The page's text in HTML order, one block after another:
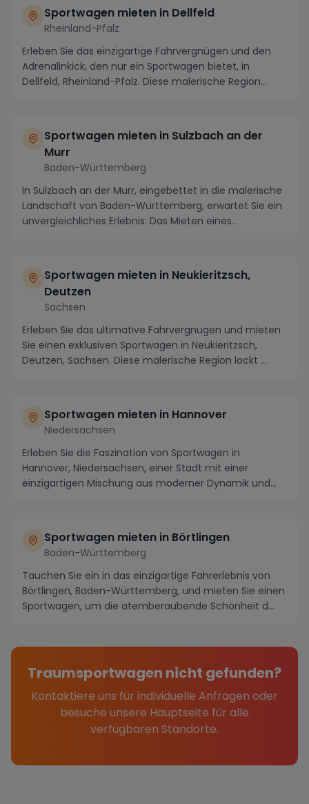
Sportwagen mieten in Dellfeld
Rheinland-Pfalz
Erleben Sie das einzigartige Fahrvergnügen und den
Adrenalinkick, den nur ein Sportwagen bietet, in
Dellfeld, Rheinland-Pfalz. Diese malerische Region...
Sportwagen mieten in Sulzbach an der
Murr
Baden-Württemberg
In Sulzbach an der Murr, eingebettet in die malerische
Landschaft von Baden-Württemberg, erwartet Sie ein
unvergleichliches Erlebnis: Das Mieten eines...
Sportwagen mieten in Neukieritzsch,
Deutzen
Sachsen
Erleben Sie das ultimative Fahrvergnügen und mieten
Sie einen exklusiven Sportwagen in Neukieritzsch,
Deutzen, Sachsen. Diese malerische Region lockt ...
Sportwagen mieten in Hannover
Niedersachsen
Erleben Sie die Faszination von Sportwagen in
Hannover, Niedersachsen, einer Stadt mit einer
einzigartigen Mischung aus moderner Dynamik und
Sportwagen mieten in Börtlingen
Baden-Württemberg
Tauchen Sie ein in das einzigartige Fahrerlebnis von
Börtlingen, Baden-Württemberg, und mieten Sie einen
Sportwagen, um die atemberaubende Schönheit d...
Traumsportwagen nicht gefunden?
Kontaktiere uns für individuelle Anfragen oder
besuche unsere Hauptseite für alle
verfügbaren Standorte.